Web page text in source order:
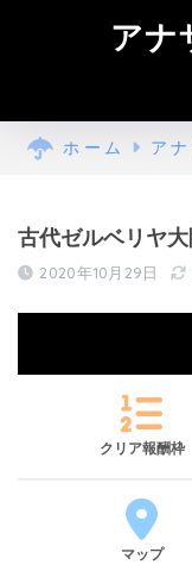
アナ
ホーム ア
古代ゼルベリヤ
2020年10月29日
クリア報酬枠
マップ